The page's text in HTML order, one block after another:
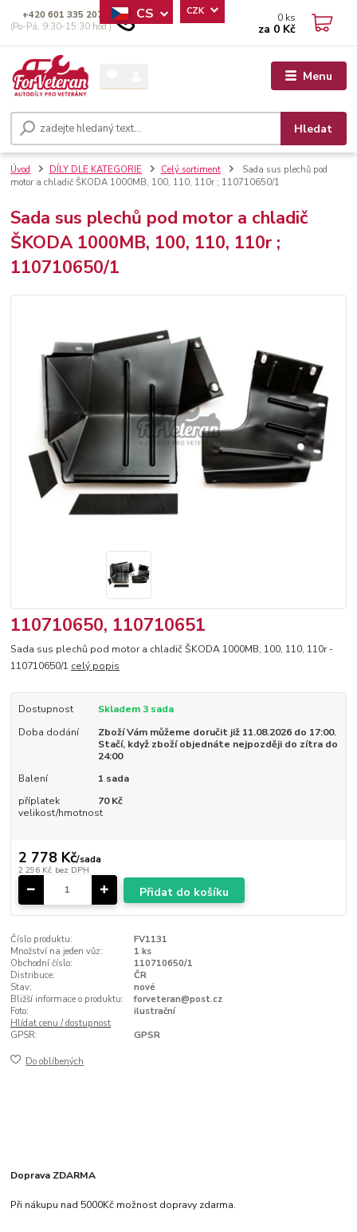
Menu
CS CZK
Hledat
+420 601 335 207
(Po-Pá, 9:30-15:30 hod.)
0 ks
za 0 Kč
Úvod DÍLY DLE KATEGORIE Celý sortiment
Sada sus plechů pod
motor a chladič ŠKODA 1000MB, 100, 110, 110r ; 110710650/1
Sada sus plechů pod motor a chladič
ŠKODA 1000MB, 100, 110, 110r ;
110710650/1
110710650, 110710651
Sada sus plechů pod motor a chladič ŠKODA 1000MB, 100, 110, 110r -
110710650/1 celý popis
Dostupnost
Skladem 3 sada
Doba dodání
Zboží Vám můžeme doručit již 11.08.2026 do 17:00.
Stačí, když zboží objednáte nejpozději do zítra do
24:00
Balení
1 sada
příplatek
velikost/hmotnost
70 Kč
2 778 Kč/sada
2 296 Kč bez DPH
Přidat do košíku
Číslo produktu:
FV1131
Množství na jeden vůz:
1 ks
Obchodní číslo:
110710650/1
Distribuce:
ČR
Stav:
nové
Bližší informace o produktu:
forveteran@post.cz
Foto:
ilustrační
Hlídat cenu / dostupnost
GPSR:
GPSR
Do oblíbených
Doprava ZDARMA
Při nákupu nad 5000Kč možnost dopravy zdarma.